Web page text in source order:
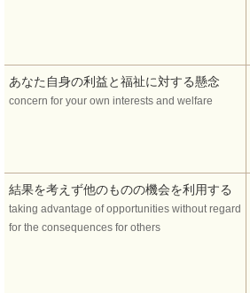
あなた自身の利益と福祉に対する懸念
concern for your own interests and welfare
結果を考えず他のものの機会を利用する
taking advantage of opportunities without regard
for the consequences for others